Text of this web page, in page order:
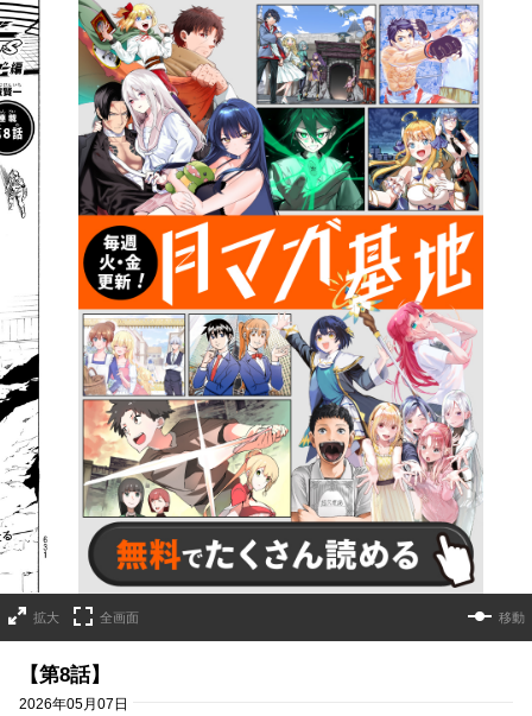
詳細ページへのリンク
拡大 全画面 移動
【第8話】
2026年05月07日